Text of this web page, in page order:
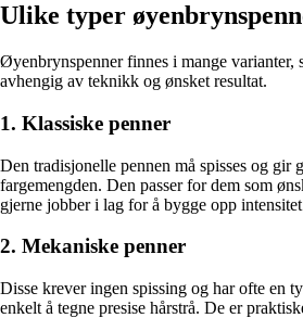
Ulike typer
Øyenbrynspenner finnes i mange varianter,
avhengig av teknikk og ønsket resultat.
1. Klassiske penner
Den tradisjonelle pennen må spisses og gir
fargemengden. Den passer for dem som
gjerne jobber i lag for å bygge opp
2. Mekaniske penner
Disse krever ingen spissing og har ofte en
enkelt å tegne presise hårstrå. De er